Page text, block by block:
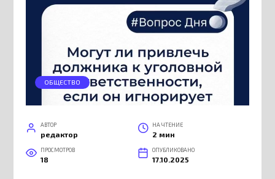
ОБЩЕСТВО
АВТОР
редактор
НА ЧТЕНИЕ
2 мин
ПРОСМОТРОВ
18
ОПУБЛИКОВАНО
17.10.2025